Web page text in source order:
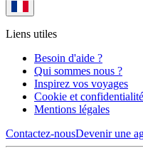
Liens utiles
Besoin d'aide ?
Qui sommes nous ?
Inspirez vos voyages
Cookie et confidentialité
Mentions légales
Contactez-nousDevenir une